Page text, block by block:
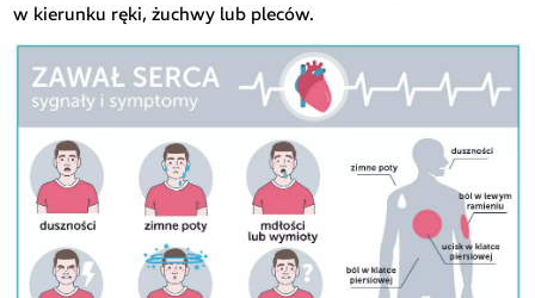
w kierunku ręki, żuchwy lub pleców.